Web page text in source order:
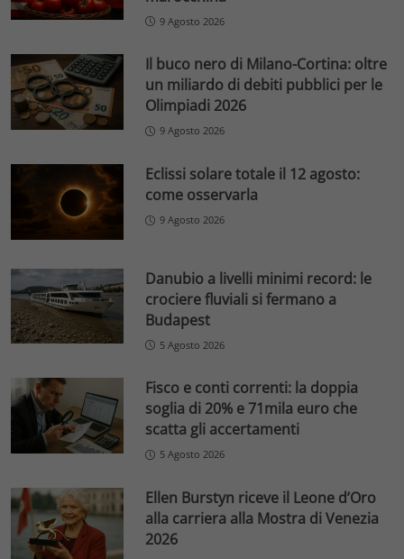
9 Agosto 2026
Il buco nero di Milano-Cortina: oltre
un miliardo di debiti pubblici per le
Olimpiadi 2026
9 Agosto 2026
Eclissi solare totale il 12 agosto:
come osservarla
9 Agosto 2026
Danubio a livelli minimi record: le
crociere fluviali si fermano a
Budapest
5 Agosto 2026
Fisco e conti correnti: la doppia
soglia di 20% e 71mila euro che
scatta gli accertamenti
5 Agosto 2026
Ellen Burstyn riceve il Leone d’Oro
alla carriera alla Mostra di Venezia
2026